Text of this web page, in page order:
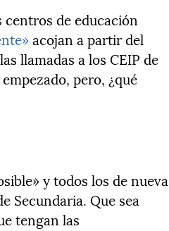
de educación
acojan a partir del
llamadas a los CEIP de
pero, ¿qué
y todos los de nueva
Secundaria. Que sea
tengan las